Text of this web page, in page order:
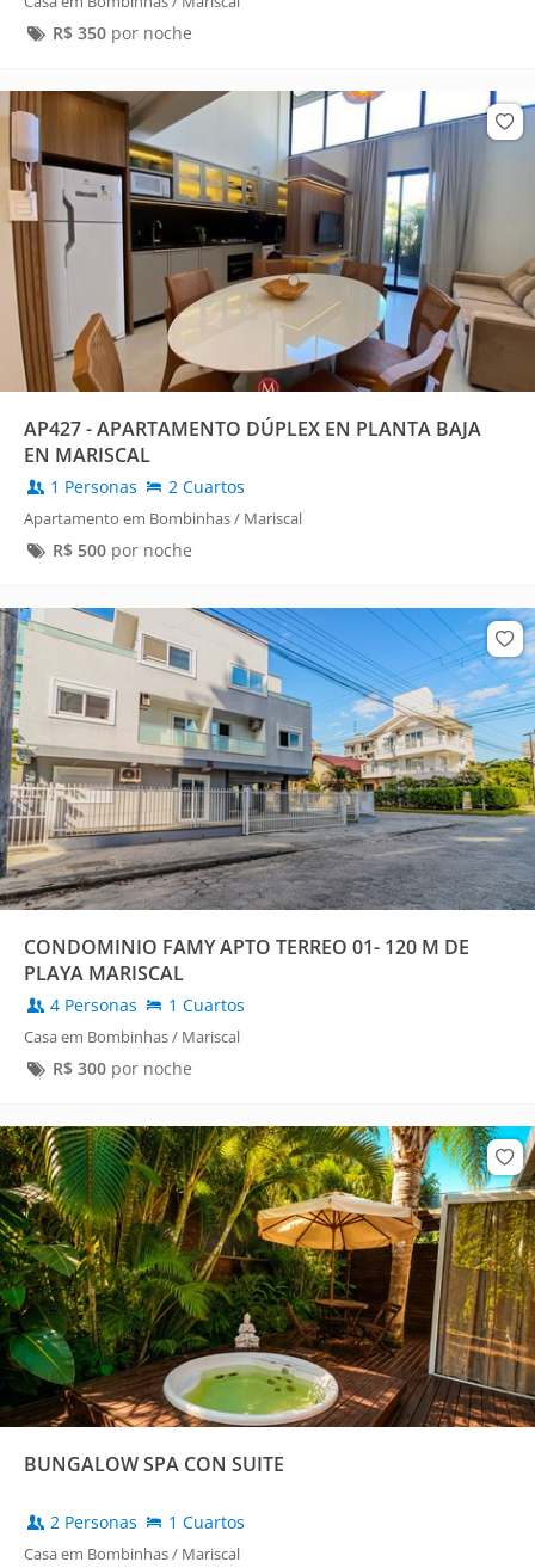
R$ 350por noche
AP427 - APARTAMENTO DÚPLEX EN PLANTA BAJA
EN MARISCAL
1 Personas 2 Cuartos
Apartamento em Bombinhas / Mariscal
R$ 500por noche
CONDOMINIO FAMY APTO TERREO 01- 120 M DE
PLAYA MARISCAL
4 Personas 1 Cuartos
Casa em Bombinhas / Mariscal
R$ 300por noche
BUNGALOW SPA CON SUITE
2 Personas 1 Cuartos
Casa em Bombinhas / Mariscal